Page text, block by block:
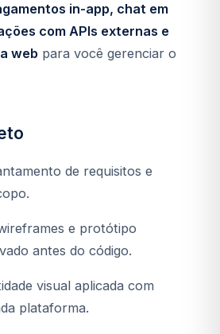
in-app, chat em
com APIs externas e
web para você gerenciar o
de requisitos e
e protótipo
antes do código.
visual aplicada com
plataforma.